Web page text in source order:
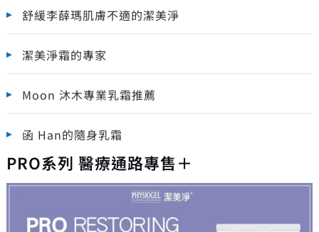
舒緩李薛瑪肌膚不適的潔美淨
潔美淨霜的專家
Moon 沐木專業乳霜推薦
函 Han的隨身乳霜
PRO系列 醫療通路專售＋